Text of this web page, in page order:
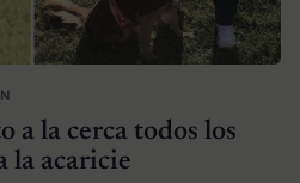
a la cerca todos los
la acaricie